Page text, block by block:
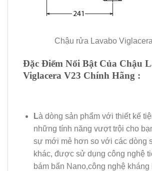
Chậu rửa Lavabo
Đặc Điểm Nổi Bật Của Chậu
Viglacera V23 Chính Hãng :
Là dòng sản phẩm với thiết kế
những tính năng vượt trội cho
sự mới mẻ hơn so với các dòng
khác, được sử dụng công nghệ
bám bẩn Nano,công nghệ kháng